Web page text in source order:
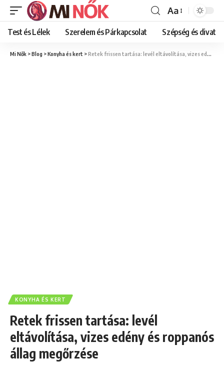
Font
Resizer
Aa
Test és Lélek Szerelem és Párkapcsolat Szépség és divat
Mi Nők >Blog >Konyha és kert >Retek frissen tartása: levél eltávolítása, vizes edény és roppanós állag megőrzése
KONYHA ÉS KERT
Retek frissen tartása: levél
eltávolítása, vizes edény és roppanós
állag megőrzése